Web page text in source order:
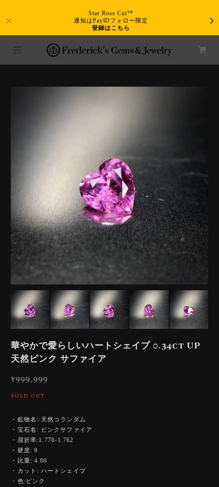
Star Rose Cut™
通知はPayIDフォロー限定
登録はこちら
華やかで愛らしいハートシェイプ 0.34ct UP
天然ピンク サファイア
¥999,999
SOLD OUT
・鉱物名: 天然コランダム
・宝石名: ピンクサファイア
・屈折率:1.770-1.762
・硬度: 9
・比重: 4.00
・カット: ハートシェイプ
・色:ピンク